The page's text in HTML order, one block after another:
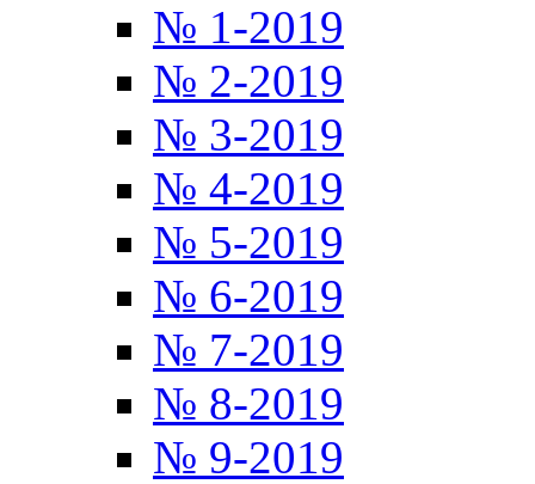
№ 1-2019
№ 2-2019
№ 3-2019
№ 4-2019
№ 5-2019
№ 6-2019
№ 7-2019
№ 8-2019
№ 9-2019